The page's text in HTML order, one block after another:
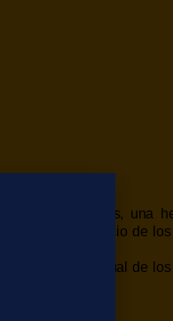
Transformativos, una
el beneficio de los
el estado actual de